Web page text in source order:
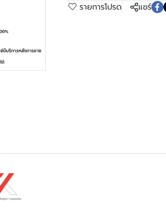
รายการโปรด แชร์